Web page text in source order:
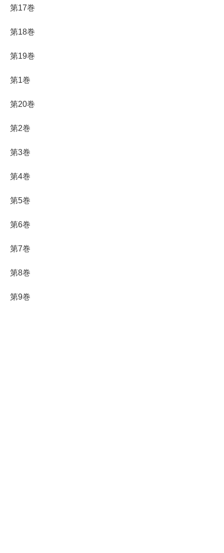
第17巻
第18巻
第19巻
第1巻
第20巻
第2巻
第3巻
第4巻
第5巻
第6巻
第7巻
第8巻
第9巻